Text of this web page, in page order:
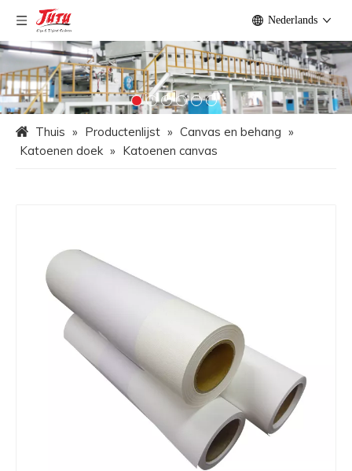
Nederlands
Thuis » Productenlijst » Canvas en behang »
Katoenen doek » Katoenen canvas